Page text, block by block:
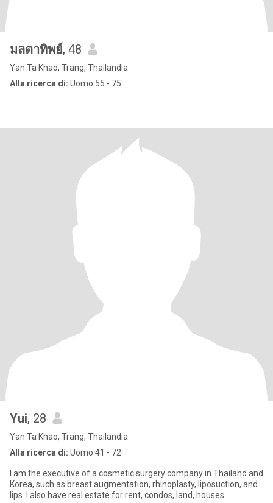
มลตาทิพย์, 48
Yan Ta Khao, Trang, Thailandia
Alla ricerca di: Uomo 55 - 75
Yui, 28
Yan Ta Khao, Trang, Thailandia
Alla ricerca di: Uomo 41 - 72
I am the executive of a cosmetic surgery company in Thailand and
Korea, such as breast augmentation, rhinoplasty, liposuction, and
lips. I also have real estate for rent, condos, land, houses